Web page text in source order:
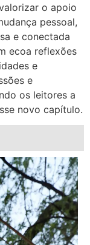
o apoio
pessoal,
e conectada
ecoa reflexões
e
e
os leitores a
novo capítulo.